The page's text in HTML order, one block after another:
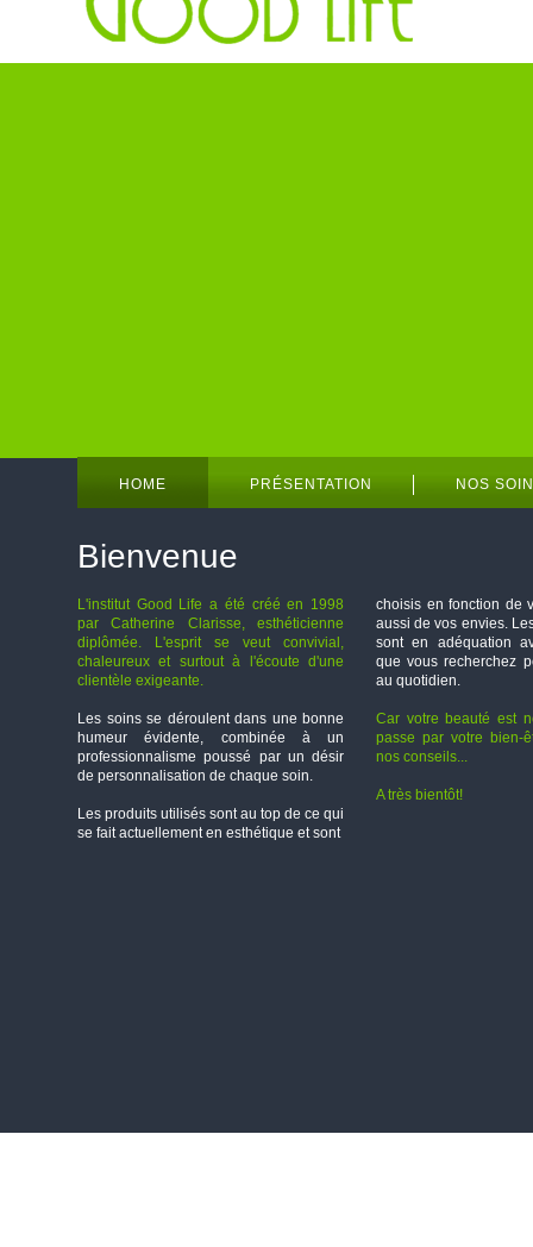
HOME PRÉSENTATION NOS
Bienvenue
L'institut Good Life a été créé en 1998
par Catherine Clarisse, esthéticienne
diplômée. L'esprit se veut convivial,
chaleureux et surtout à l'écoute d'une
clientèle exigeante.
Les soins se déroulent dans une bonne
humeur évidente, combinée à un
professionnalisme poussé par un désir
de personnalisation de chaque soin.
Les produits utilisés sont au top de ce qui
se fait actuellement en esthétique et sont
choisis en fonction de
aussi de vos envies.
sont en adéquation
que vous recherchez
au quotidien.
Car votre beauté est
passe par votre bien-
nos conseils...
A très bientôt!